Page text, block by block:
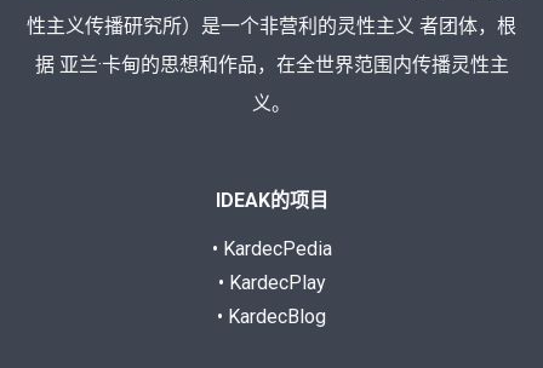
性主义传播研究所）是一个非营利的灵性主义 者团体，根
据 亚兰·卡甸的思想和作品，在全世界范围内传播灵性主
义。
IDEAK的项目
• KardecPedia
• KardecPlay
• KardecBlog